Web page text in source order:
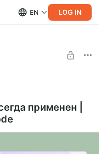
EN LOG IN
применен |